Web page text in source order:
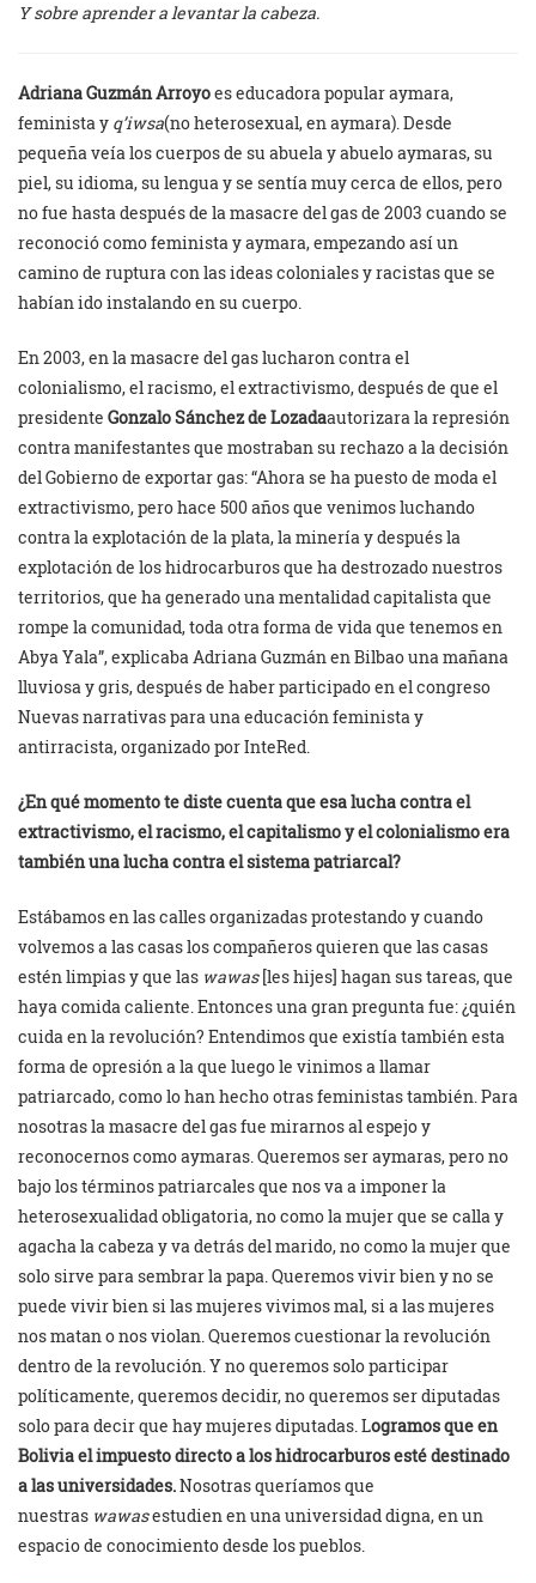
Y sobre aprender a levantar la cabeza.
Adriana Guzmán Arroyoes educadora popular aymara,
feminista y q’iwsa(no heterosexual, en aymara). Desde
pequeña veía los cuerpos de su abuela y abuelo aymaras, su
piel, su idioma, su lengua y se sentía muy cerca de ellos, pero
no fue hasta después de la masacre del gas de 2003 cuando se
reconoció como feminista y aymara, empezando así un
camino de ruptura con las ideas coloniales y racistas que se
habían ido instalando en su cuerpo.
En 2003, en la masacre del gas lucharon contra el
colonialismo, el racismo, el extractivismo, después de que el
presidente Gonzalo Sánchez de Lozadaautorizara la represión
contra manifestantes que mostraban su rechazo a la decisión
del Gobierno de exportar gas: “Ahora se ha puesto de moda el
extractivismo, pero hace 500 años que venimos luchando
contra la explotación de la plata, la minería y después la
explotación de los hidrocarburos que ha destrozado nuestros
territorios, que ha generado una mentalidad capitalista que
rompe la comunidad, toda otra forma de vida que tenemos en
Abya Yala”, explicaba Adriana Guzmán en Bilbao una mañana
lluviosa y gris, después de haber participado en el congreso
Nuevas narrativas para una educación feminista y
antirracista, organizado por InteRed.
¿En qué momento te diste cuenta que esa lucha contra el
extractivismo, el racismo, el capitalismo y el colonialismo era
también una lucha contra el sistema patriarcal?
Estábamos en las calles organizadas protestando y cuando
volvemos a las casas los compañeros quieren que las casas
estén limpias y que las wawas[les hijes] hagan sus tareas, que
haya comida caliente. Entonces una gran pregunta fue: ¿quién
cuida en la revolución? Entendimos que existía también esta
forma de opresión a la que luego le vinimos a llamar
patriarcado, como lo han hecho otras feministas también. Para
nosotras la masacre del gas fue mirarnos al espejo y
reconocernos como aymaras. Queremos ser aymaras, pero no
bajo los términos patriarcales que nos va a imponer la
heterosexualidad obligatoria, no como la mujer que se calla y
agacha la cabeza y va detrás del marido, no como la mujer que
solo sirve para sembrar la papa. Queremos vivir bien y no se
puede vivir bien si las mujeres vivimos mal, si a las mujeres
nos matan o nos violan. Queremos cuestionar la revolución
dentro de la revolución. Y no queremos solo participar
políticamente, queremos decidir, no queremos ser diputadas
solo para decir que hay mujeres diputadas. Logramos que en
Bolivia el impuesto directo a los hidrocarburos esté destinado
a las universidades.Nosotras queríamos que
nuestras wawasestudien en una universidad digna, en un
espacio de conocimiento desde los pueblos.